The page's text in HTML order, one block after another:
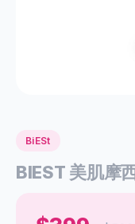
BiESt
BIEST 美肌摩